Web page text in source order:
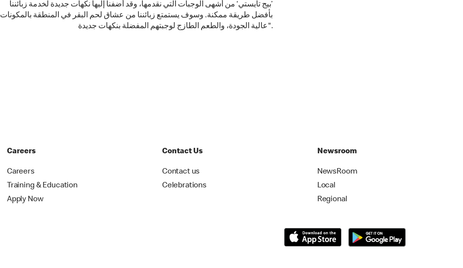
’بيج تايستي‘ من أشهى الوجبات التي نقدمها، وقد أضفنا إليها نكهات جديدة لخدمة زبائننا
بأفضل طريقة ممكنة. وسوف يستمتع زبائننا من عشاق لحم البقر في المنطقة بالمكونات
عالية الجودة، والطعم الطازج لوجبتهم المفضلة بنكهات جديدة".
Careers
Careers
Training & Education
Apply Now
Contact Us
Contact us
Celebrations
Newsroom
NewsRoom
Local
Regional